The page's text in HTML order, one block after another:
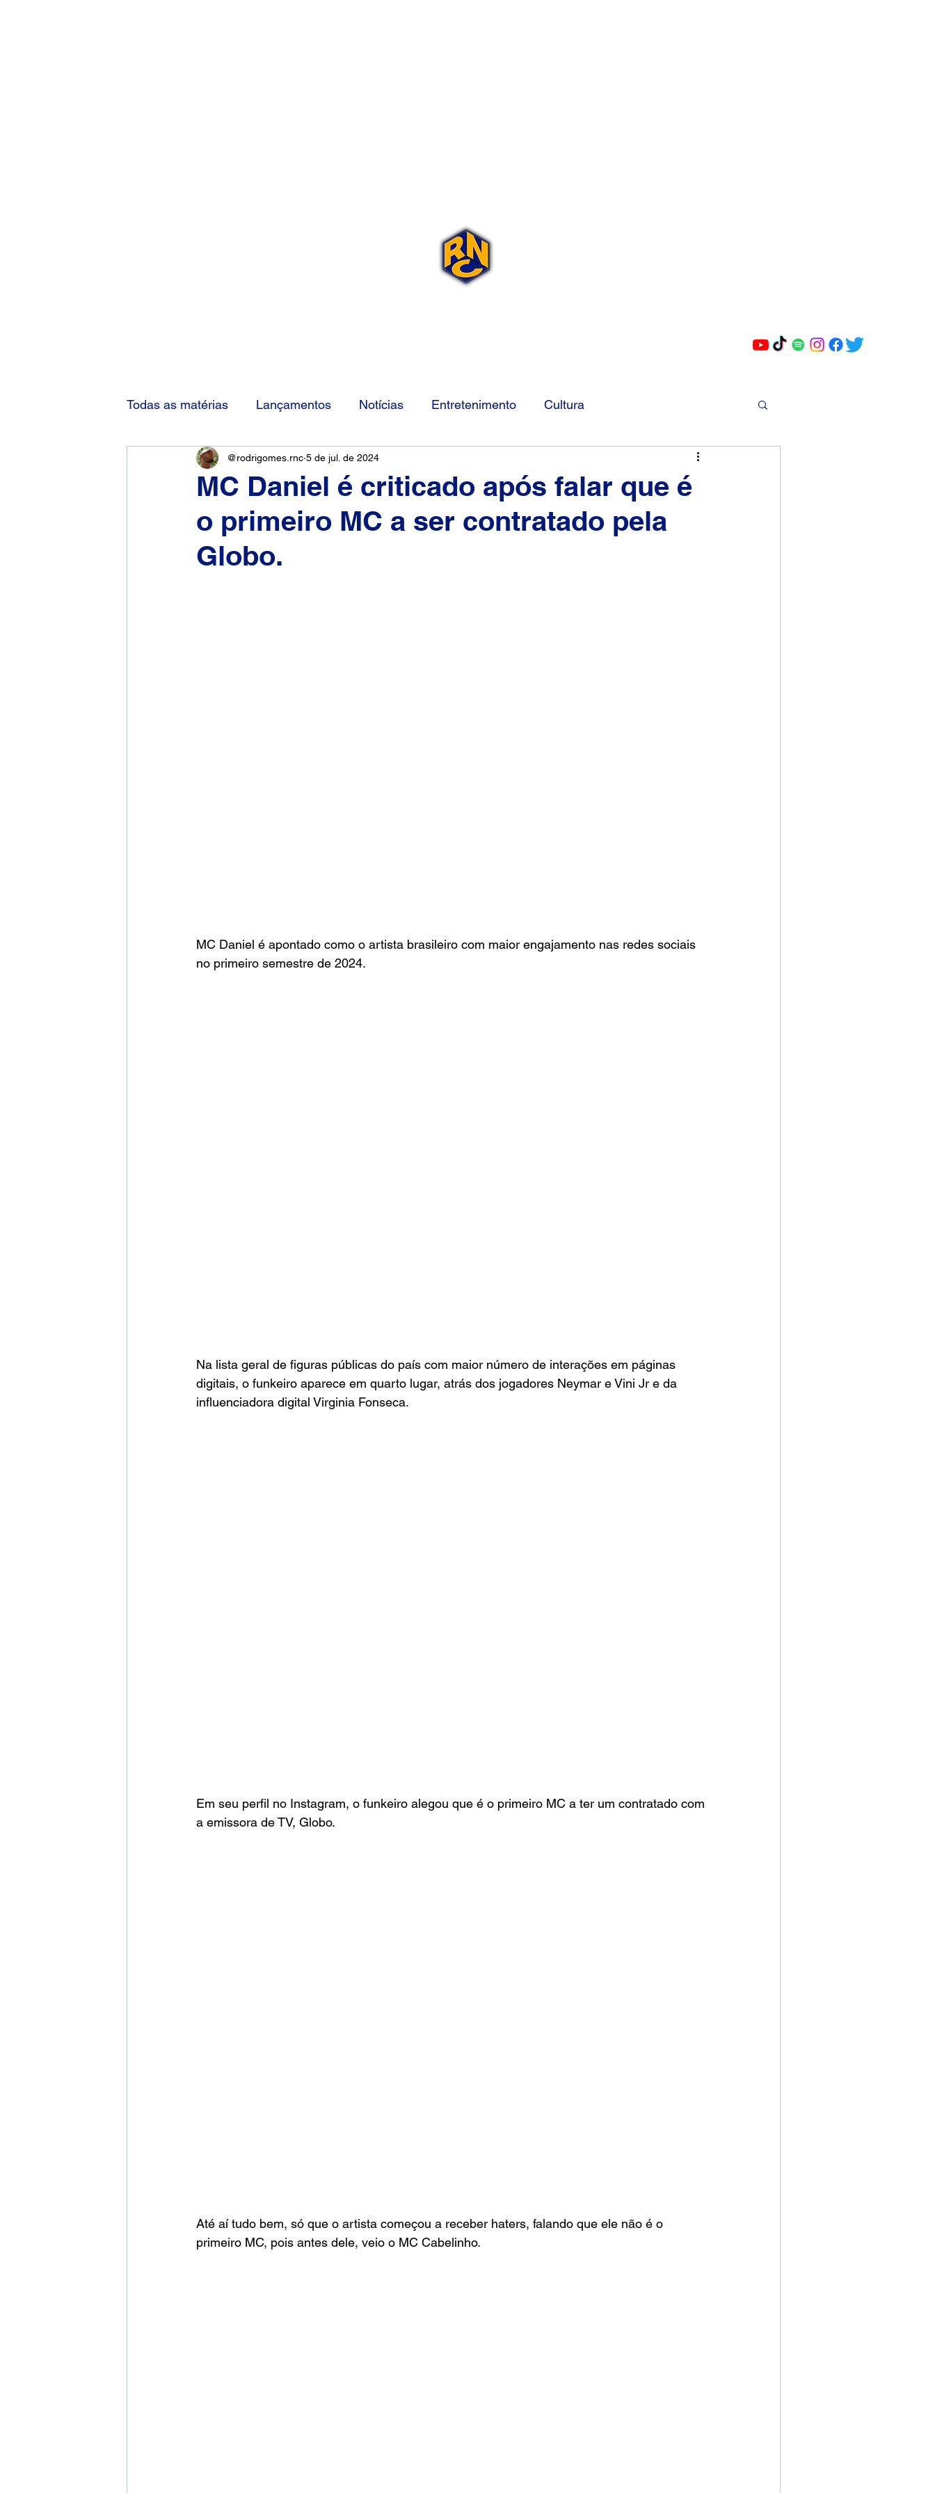
Todas as matérias Lançamentos Notícias Entretenimento Cultura
MC Daniel é criticado após falar que é
o primeiro MC a ser contratado pela
Globo.
@rodrigomes.rnc 5 de jul. de 2024
MC Daniel é apontado como o artista brasileiro com maior engajamento nas redes sociais
no primeiro semestre de 2024.
Na lista geral de figuras públicas do país com maior número de interações em páginas
digitais, o funkeiro aparece em quarto lugar, atrás dos jogadores Neymar e Vini Jr e da
influenciadora digital Virginia Fonseca.
Em seu perfil no Instagram, o funkeiro alegou que é o primeiro MC a ter um contratado com
a emissora de TV, Globo.
Até aí tudo bem, só que o artista começou a receber haters, falando que ele não é o
primeiro MC, pois antes dele, veio o MC Cabelinho.